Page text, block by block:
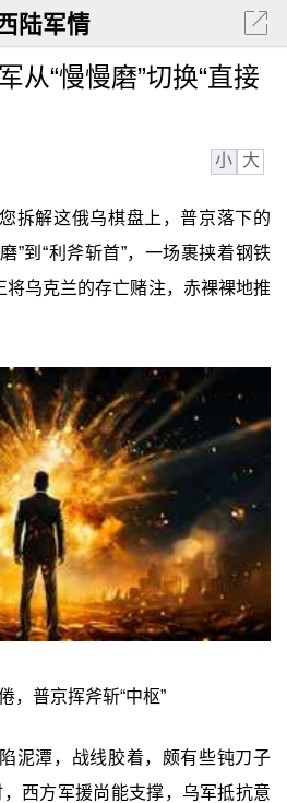
陆军情
从“慢慢磨”切换“直接
小 大
拆解这俄乌棋盘上，普京落下的
到“利斧斩首”，一场裹挟着钢铁
将乌克兰的存亡赌注，赤裸裸地推
，普京挥斧斩“中枢”
泥潭，战线胶着，颇有些钝刀子
，西方军援尚能支撑，乌军抵抗意